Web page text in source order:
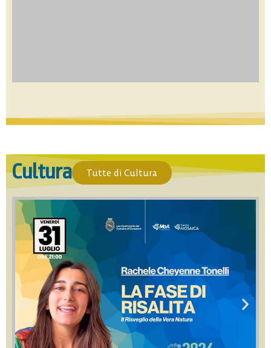
Cultura Tutte di Cultura